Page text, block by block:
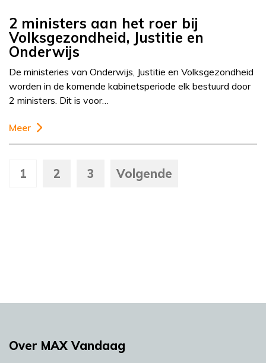
2 ministers aan het roer bij
Volksgezondheid, Justitie en
Onderwijs
De ministeries van Onderwijs, Justitie en Volksgezondheid
worden in de komende kabinetsperiode elk bestuurd door
2 ministers. Dit is voor…
Meer
1 2 3 Volgende
Over MAX Vandaag